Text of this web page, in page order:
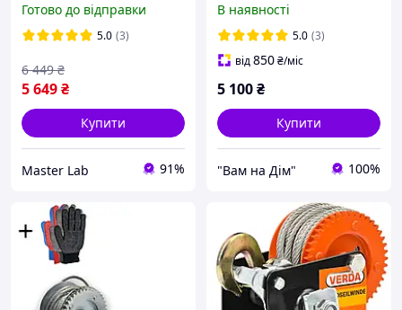
гаражний гідравлічний
кран для зняття двигуна
Готово до відправки
5.0 (3)
5 649₴
6 449 ₴
Купити
Master Lab 91%
В наявності
5.0 (3)
від850₴/міс
5 100₴
Купити
"Вам на Дім" 100%